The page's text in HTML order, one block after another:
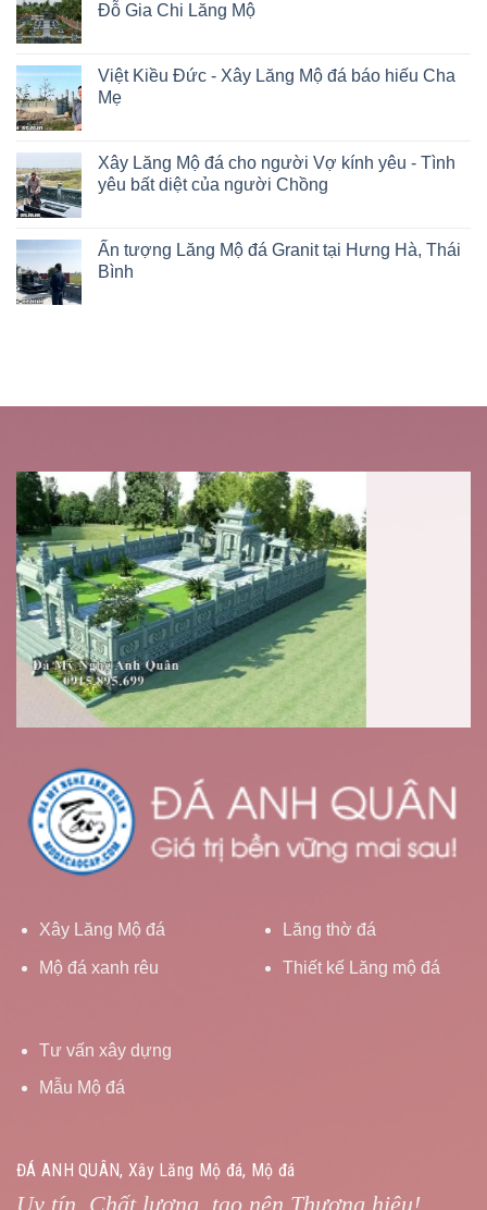
Đỗ Gia Chi Lăng Mộ
Việt Kiều Đức - Xây Lăng Mộ đá báo hiếu Cha
Mẹ
Xây Lăng Mộ đá cho người Vợ kính yêu - Tình
yêu bất diệt của người Chồng
Ấn tượng Lăng Mộ đá Granit tại Hưng Hà, Thái
Bình
Xây Lăng Mộ đá
Mộ đá xanh rêu
Lăng thờ đá
Thiết kế Lăng mộ đá
Tư vấn xây dựng
Mẫu Mộ đá
ĐÁ ANH QUÂN, Xây Lăng Mộ đá, Mộ đá
Uy tín, Chất lượng, tạo nên Thương hiệu!